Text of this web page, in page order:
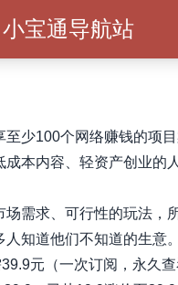
小宝通导航站
少100个网络赚钱的项
本内容、轻资产创业的
需求、可行性的玩法，
知道他们不知道的生意。
元（一次订阅，永久查